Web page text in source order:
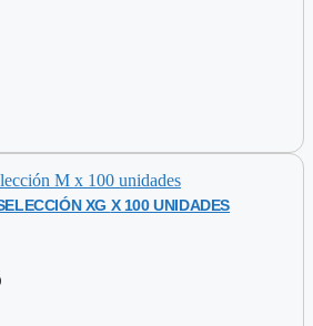
CALZÓN PAÑAL 2DA. SELECCIÓN XG X 100 UNIDADES